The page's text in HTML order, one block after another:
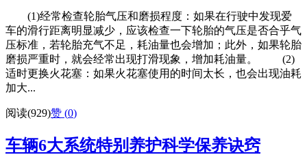
(1)经常检查轮胎气压和磨损程度：如果在行驶中发现爱
车的滑行距离明显减少，应该检查一下轮胎的气压是否合乎气
压标准，若轮胎充气不足，耗油量也会增加；此外，如果轮胎
磨损严重时，就会经常出现打滑现象，增加耗油量。 (2)
适时更换火花塞：如果火花塞使用的时间太长，也会出现油耗
加大...
阅读(929)赞 (0)
车辆6大系统特别养护科学保养诀窍